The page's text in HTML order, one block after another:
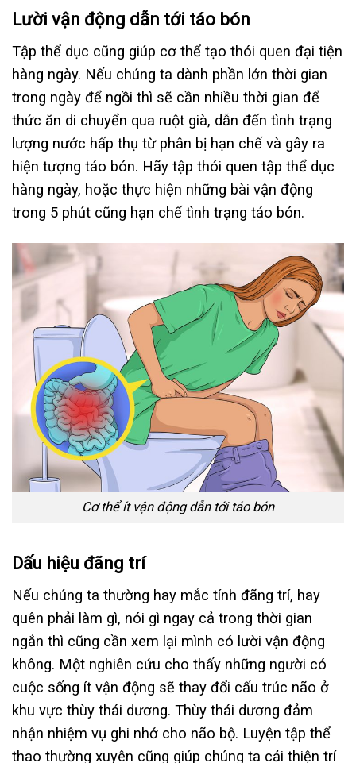
Lười vận động dẫn tới táo bón
Tập thể dục cũng giúp cơ thể tạo thói quen đại tiện
hàng ngày. Nếu chúng ta dành phần lớn thời gian
trong ngày để ngồi thì sẽ cần nhiều thời gian để
thức ăn di chuyển qua ruột già, dẫn đến tình trạng
lượng nước hấp thụ từ phân bị hạn chế và gây ra
hiện tượng táo bón. Hãy tập thói quen tập thể dục
hàng ngày, hoặc thực hiện những bài vận động
trong 5 phút cũng hạn chế tình trạng táo bón.
Cơ thể ít vận động dẫn tới táo bón
Dấu hiệu đãng trí
Nếu chúng ta thường hay mắc tính đãng trí, hay
quên phải làm gì, nói gì ngay cả trong thời gian
ngắn thì cũng cần xem lại mình có lười vận động
không. Một nghiên cứu cho thấy những người có
cuộc sống ít vận động sẽ thay đổi cấu trúc não ở
khu vực thùy thái dương. Thùy thái dương đảm
nhận nhiệm vụ ghi nhớ cho não bộ. Luyện tập thể
thao thường xuyên cũng giúp chúng ta cải thiện trí